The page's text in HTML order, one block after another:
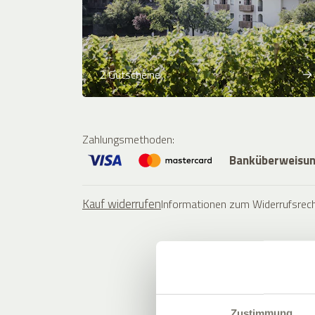
Zustimmung
2 Gutscheine
Zahlungsmethoden:
Kauf widerrufenInformationen zum